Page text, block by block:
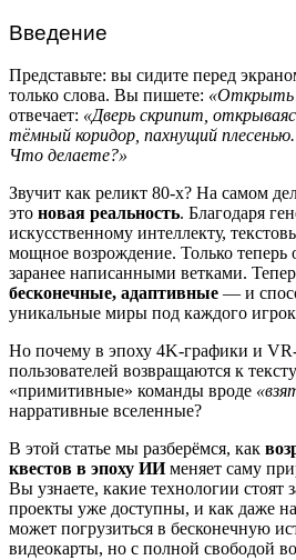
Введение
Представьте: вы сидите перед
только слова. Вы пишете: «Открыть
отвечает: «Дверь скрипит,
тёмный коридор, пахнущий
Что делаете?»
Звучит как реликт 80-х? На самом
это новая реальность. Благодаря
искусственному интеллекту,
мощное возрождение. Только теперь
заранее написанными ветками.
бесконечные, адаптивные — и
уникальные миры под каждого
Но почему в эпоху 4K-графики и
пользователей возвращаются к
«примитивные» команды вроде
нарративные вселенные?
В этой статье мы разберёмся, как
квестов в эпоху ИИменяет саму
Вы узнаете, какие технологии стоят
проекты уже доступны, и как даже
может погрузиться в бесконечную
видеокарты, но с полной свободой